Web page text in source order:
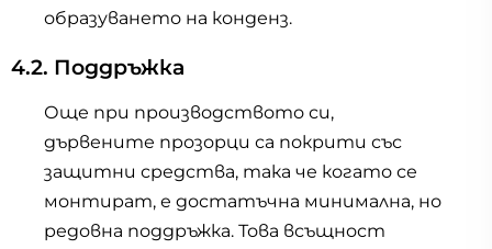
образуването на конденз.
4.2. Поддръжка
Още при производството си,
дървените прозорци са покрити със
защитни средства, така че когато се
монтират, е достатъчна минимална, но
редовна поддръжка. Това всъщност